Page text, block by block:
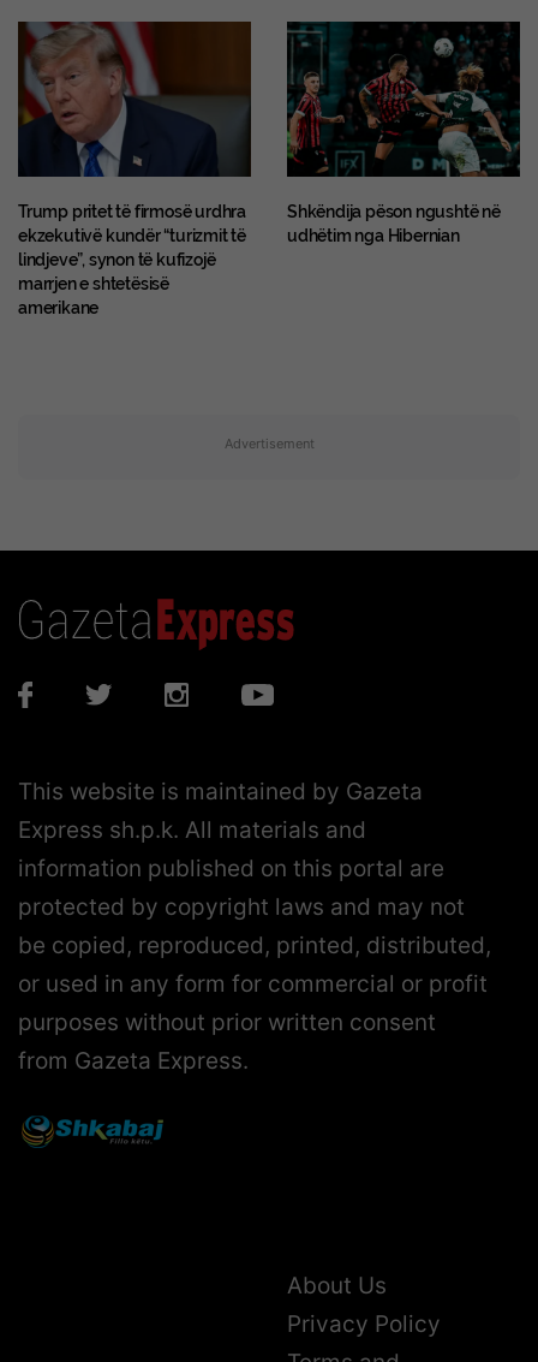
Trump pritet të firmosë urdhra
ekzekutivë kundër “turizmit të
lindjeve”, synon të kufizojë
marrjen e shtetësisë
amerikane
Shkëndija pëson ngushtë në
udhëtim nga Hibernian
Advertisement
This website is maintained by Gazeta
Express sh.p.k. All materials and
information published on this portal are
protected by copyright laws and may not
be copied, reproduced, printed, distributed,
or used in any form for commercial or profit
purposes without prior written consent
from Gazeta Express.
About Us
Privacy Policy